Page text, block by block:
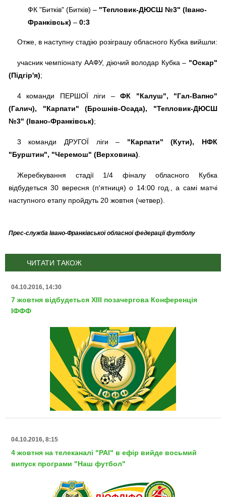
ФК "Битків" (Битків) – "Тепловик-ДЮСШ №3" (Івано-
Франківськ) – 0:3
Отже, в наступну стадію розіграшу обласного Кубка вийшли:
учасник чемпіонату ААФУ, діючий володар Кубка – "Оскар"
(Підгір'я);
4 команди ПЕРШОЇ ліги –ФК "Калуш", "Гал-Вапно"
(Галич), "Карпати" (Брошнів-Осада), "Тепловик-ДЮСШ
№3" (Івано-Франківськ);
3 команди ДРУГОЇ ліги – "Карпати" (Кути), НФК
"Бурштин", "Черемош" (Верховина).
Жеребкування стадії 1/4 фіналу обласного Кубка
відбудеться 30 вересня (п'ятниця) о 14:00 год., а самі матчі
наступного етапу пройдуть 20 жовтня (четвер).
Прес-служба Івано-Франківської обласної федерації футболу
ЧИТАТИ ТАКОЖ
04.10.2016, 14:30
7 жовтня відбудеться ХІІІ позачергова Конференція
ІФФФ
04.10.2016, 8:15
4 жовтня на телеканалі "РАІ" в ефір вийде восьмий
випуск програми "Наш футбол"